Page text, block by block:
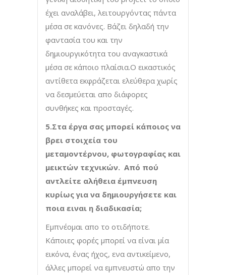
έχει αναλάβει, λειτουργόντας πάντα
μέσα σε κανόνες. Βάζει δηλαδή την
φαντασία του και την
δημιουργικότητα του αναγκαστικά
μέσα σε κάποιο πλαίσια.Ο εικαστικός
αντίθετα εκφράζεται ελεύθερα χωρίς
να δεσμεύεται απο διάφορες
συνθήκες και προσταγές.
5.Στα έργα σας μπορεί κάποιος να
βρει στοιχεία του
μεταμοντέρνου, φωτογραφίας και
μεικτών τεχνικών. Από πού
αντλείτε αλήθεια έμπνευση
κυρίως για να δημιουργήσετε και
ποια ειναι η διαδικασία;
Εμπνέομαι απο το οτιδήποτε.
Κάποιες φορές μπορεί να είναι μία
εικόνα, ένας ήχος, ενα αντικείμενο,
άλλες μπορεί να εμπνευστώ απο την